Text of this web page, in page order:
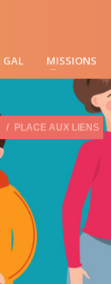
GAL MISSIONS
PLACE AUX LIENS